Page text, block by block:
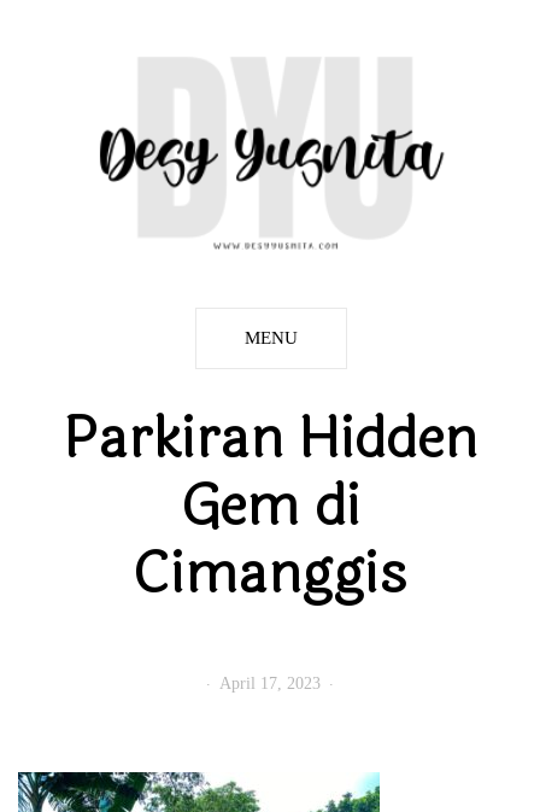
MENU
Parkiran Hidden
Gem di
Cimanggis
April 17, 2023